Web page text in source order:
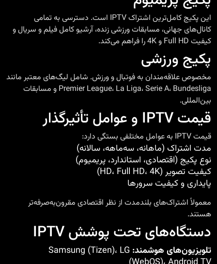
این پکیج کامل‌ترین اشتراک IPTV است. دسترسی به تمامی
کانال‌های جهانی، مسابقات ورزشی زنده، آرشیو کامل فیلم و سریال و
کیفیت Full HD و 4K را فراهم می‌کند.
پکیج ورزشی
مخصوص علاقه‌مندان به فوتبال و ورزش. شامل لیگ‌های معتبر مانند
Premier League، La Liga، Serie A، Bundesliga و مسابقات
بین‌المللی.
قیمت IPTV و عوامل تأثیرگذار
قیمت IPTV به عوامل مختلفی بستگی دارد:
مدت اشتراک (ماهانه، سه‌ماهه، سالانه)
نوع پکیج (اقتصادی، استاندارد، پریمیوم)
کیفیت تصویر (HD، Full HD، 4K)
پایداری و کیفیت سرورها
معمولاً اشتراک‌های بلندمدت از نظر اقتصادی مقرون‌به‌صرفه‌تر
هستند.
دستگاه‌های تحت پوشش IPTV
تلویزیون‌های هوشمند: Samsung (Tizen)، LG